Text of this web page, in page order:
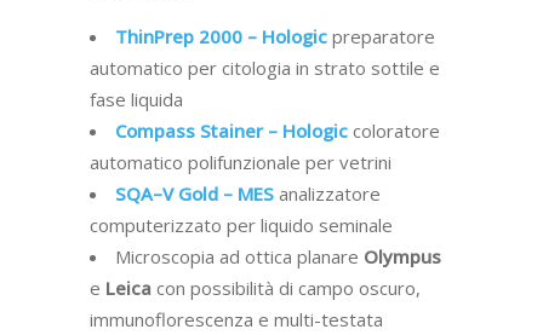
ThinPrep 2000 – Hologic preparatore
automatico per citologia in strato sottile e
fase liquida
Compass Stainer – Hologic coloratore
automatico polifunzionale per vetrini
SQA–V Gold – MES analizzatore
computerizzato per liquido seminale
Microscopia ad ottica planare Olympus
e Leica con possibilità di campo oscuro,
immunoflorescenza e multi-testata